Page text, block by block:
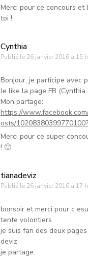
Merci pour ce concours et
toi !
Cynthia
Publié le 26 janvier 2016 à 15
Bonjour, je participe avec
Je like la page FB (Cynthia
Mon partage:
https://
osts/
Merci pour ce super
! 🙂
tianadeviz
Publié le 26 janvier 2016 à 17
bonsoir et merci pour c
tente volontiers
je suis fan des deux
deviz
je partage: